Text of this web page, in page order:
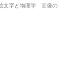
文字と物理学 画像の